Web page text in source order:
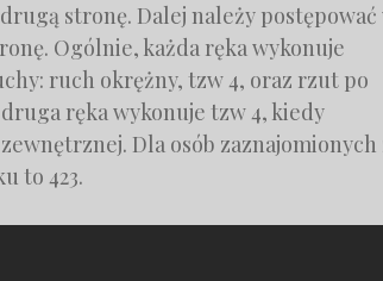
stronę. Dalej należy postępować
Ogólnie, każda ręka wykonuje
ruch okrężny, tzw 4, oraz rzut po
ręka wykonuje tzw 4, kiedy
Dla osób zaznajomionych
to 423.